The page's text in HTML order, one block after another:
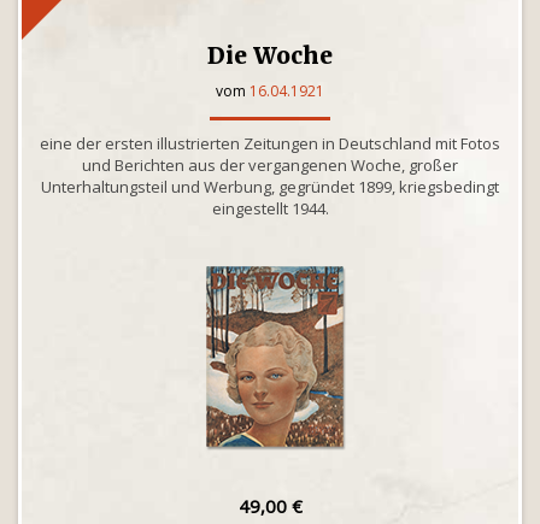
Die Woche
vom 16.04.1921
eine der ersten illustrierten Zeitungen in Deutschland mit Fotos
und Berichten aus der vergangenen Woche, großer
Unterhaltungsteil und Werbung, gegründet 1899, kriegsbedingt
eingestellt 1944.
49,00 €